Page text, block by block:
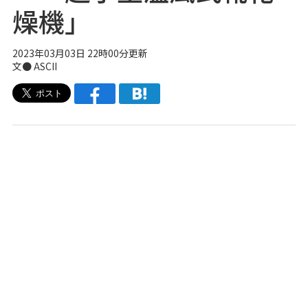
燥機」
2023年03月03日 22時00分更新
文● ASCII